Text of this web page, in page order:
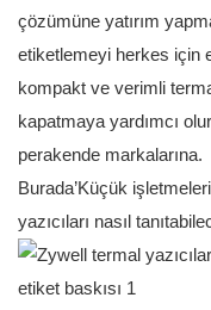
çözümüne yatırım
etiketlemeyi herkes için
kompakt ve verimli
kapatmaya yardımcı
perakende markalarına.
Burada’Küçük
yazıcıları nasıl